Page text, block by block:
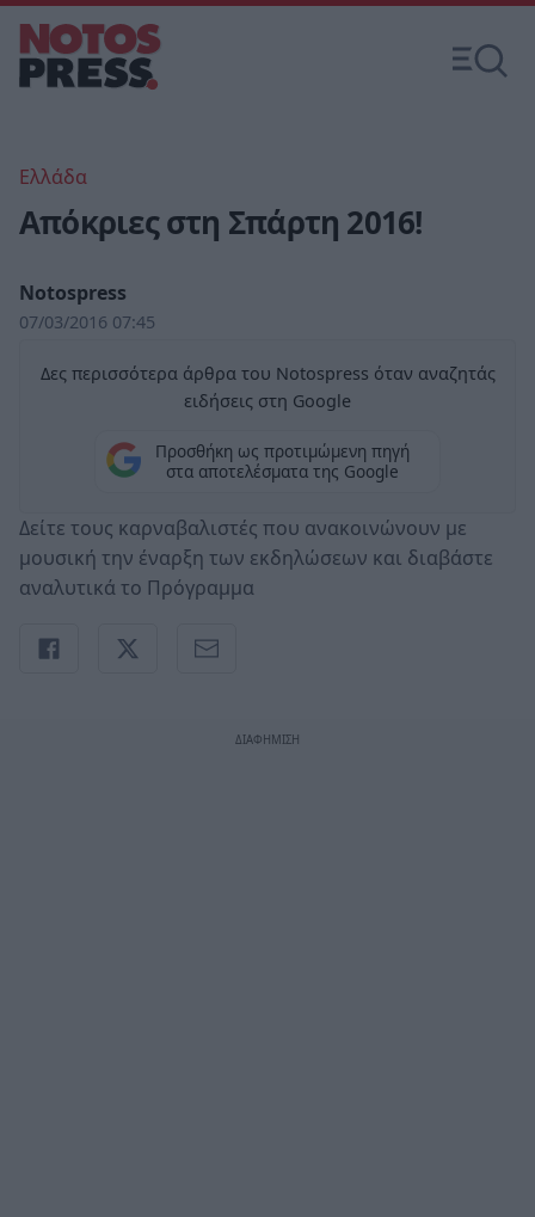
Ελλάδα
Απόκριες στη Σπάρτη 2016!
Notospress
07/03/2016 07:45
Δες περισσότερα άρθρα του Notospress όταν αναζητάς
ειδήσεις στη Google
Προσθήκη ως προτιμώμενη πηγή
στα αποτελέσματα της Google
Δείτε τους καρναβαλιστές που ανακοινώνουν με
μουσική την έναρξη των εκδηλώσεων και διαβάστε
αναλυτικά το Πρόγραμμα